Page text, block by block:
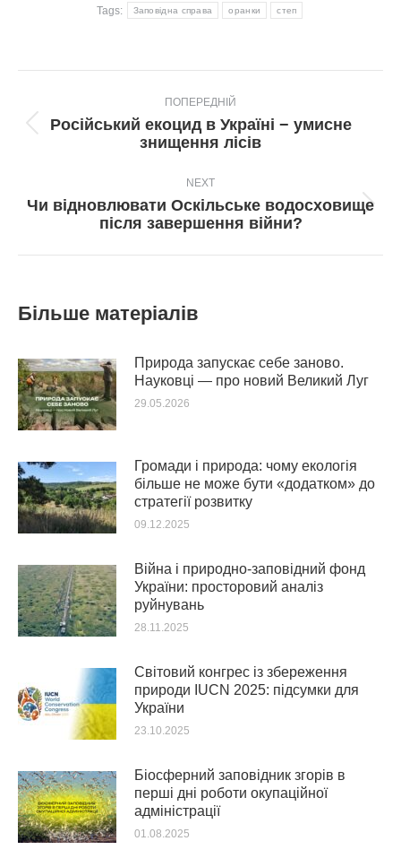
Tags: Заповідна справа оранки степ
navigation
ПОПЕРЕДНІЙ
Попередній
пост:
Російський екоцид в Україні − умисне
знищення лісів
NEXT
Next
post:
Чи відновлювати Оскільське водосховище
після завершення війни?
Більше матеріалів
Природа запускає себе заново.
Науковці — про новий Великий Луг
29.05.2026
Громади і природа: чому екологія
більше не може бути «додатком» до
стратегії розвитку
09.12.2025
Війна і природно-заповідний фонд
України: просторовий аналіз
руйнувань
28.11.2025
Світовий конгрес із збереження
природи IUCN 2025: підсумки для
України
23.10.2025
Біосферний заповідник згорів в
перші дні роботи окупаційної
адміністрації
01.08.2025